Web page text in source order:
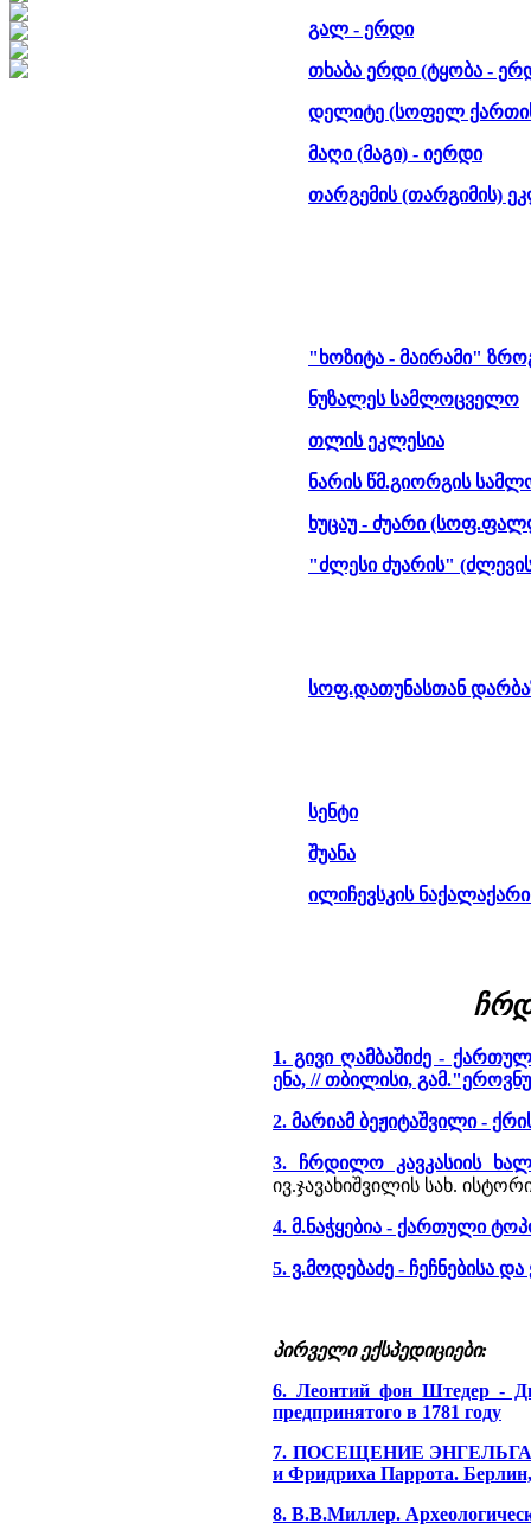
გალ - ერდი
თხაბა ერდი (ტყობა -
დელიტე (სოფელ
მაღი (მაგი) - იერდი
თარგემის (თარგიმის)
"ხოზიტა - მაირამი"
ნუზალეს სამლოცველო
თლის ეკლესია
ნარის წმ.გიორგის
ხუცაუ - ძუარი
"ძლესი ძუარის"
სოფ.დათუნასთან
სენტი
შუანა
ილიჩევსკის
1. გივი ღამბაშიძე -
ენა, // თბილისი,
2. მარიამ ბეჟიტაშვილი -
3. ჩრდილო კავკასიის
ივ.ჯავახიშვილის სახ.
4. მ.ნაჭყებია - ქართული
5. ვ.მოდებაძე - ჩეჩნებისა
პირველი ექსპედიციები:
6. Леонтий фон Штедер -
предпринятого в 1781 году
7. ПОСЕЩЕНИЕ
и Фридриха Паррота. Берлин,
8. В.В.Миллер.